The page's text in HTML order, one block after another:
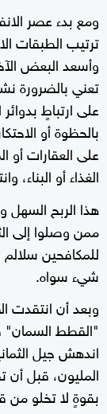
ومع بدء عصر
ترتيب الطبقات
وأسعد البعض
تعني بالضرورة
على ارتباطٍ
بالحظوة أو
على العقارات أو
الغذاء أو
هذا الربح السهل
ممن وصلوا إلى
للمكافحين سلالم
شيء سواه.
وبعد أن انتقدت
"القطط
اندهش جيل
المليون، قبل أن
بقوةٍ لا تخلو